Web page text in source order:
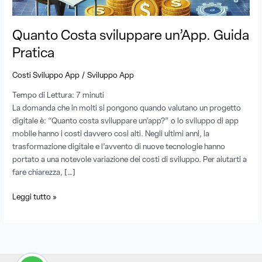
Quanto Costa sviluppare un’App. Guida
Pratica
Costi Sviluppo App /Sviluppo App
Tempo di Lettura: 7 minuti
La domanda che in molti si pongono quando valutano un progetto
digitale è: “Quanto costa sviluppare un’app?” o lo sviluppo di app
mobile hanno i costi davvero cosi alti. Negli ultimi anni, la
trasformazione digitale e l’avvento di nuove tecnologie hanno
portato a una notevole variazione dei costi di sviluppo. Per aiutarti a
fare chiarezza, […]
Leggi tutto »